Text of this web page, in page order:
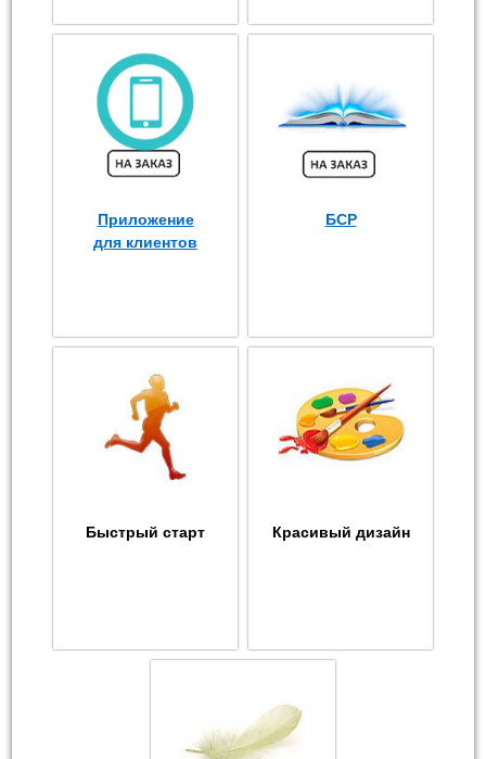
Приложение
для клиентов
БСР
Быстрый старт Красивый дизайн